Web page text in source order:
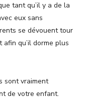
tant qu’il y a de la
eux sans
se dévouent tour
qu’il dorme plus
sont vraiment
de votre enfant.